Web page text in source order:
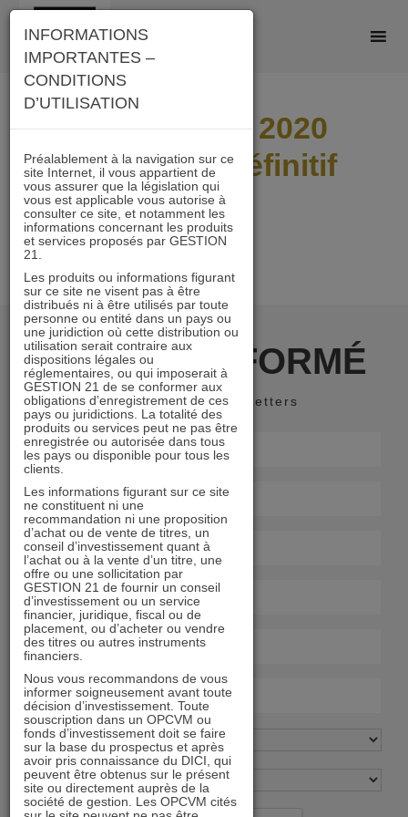
Skip
content
Distri IMMO 2020
calendrier définitif
RESTER INFORMÉ
Recevoir nos newsletters
INFORMATIONS
IMPORTANTES –
CONDITIONS
D’UTILISATION
Préalablement à la navigation sur ce
site Internet, il vous appartient de
vous assurer que la législation qui
vous est applicable vous autorise à
consulter ce site, et notamment les
informations concernant les produits
et services proposés par GESTION
21.
Les produits ou informations figurant
sur ce site ne visent pas à être
distribués ni à être utilisés par toute
personne ou entité dans un pays ou
une juridiction où cette distribution ou
utilisation serait contraire aux
dispositions légales ou
réglementaires, ou qui imposerait à
GESTION 21 de se conformer aux
obligations d’enregistrement de ces
pays ou juridictions. La totalité des
produits ou services peut ne pas être
enregistrée ou autorisée dans tous
les pays ou disponible pour tous les
clients.
Les informations figurant sur ce site
ne constituent ni une
recommandation ni une proposition
d’achat ou de vente de titres, un
conseil d’investissement quant à
l’achat ou à la vente d’un titre, une
offre ou une sollicitation par
GESTION 21 de fournir un conseil
d’investissement ou un service
financier, juridique, fiscal ou de
placement, ou d’acheter ou vendre
des titres ou autres instruments
financiers.
Nous vous recommandons de vous
informer soigneusement avant toute
décision d’investissement. Toute
souscription dans un OPCVM ou
fonds d’investissement doit se faire
sur la base du prospectus et après
avoir pris connaissance du DICI, qui
peuvent être obtenus sur le présent
site ou directement auprès de la
société de gestion. Les OPCVM cités